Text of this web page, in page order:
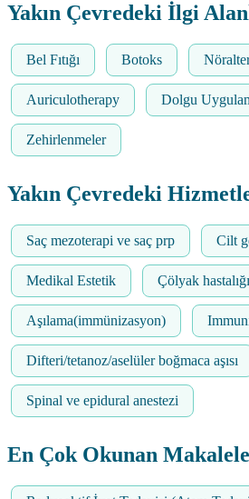
Yakın Çevredeki İlgi
Bel Fıtığı Botoks
Auriculotherapy Dolgu
Zehirlenmeler
Yakın Çevredeki
Saç mezoterapi ve saç prp Cilt
Medikal Estetik Çölyak hastalığı
Aşılama(immünizasyon)
Difteri/tetanoz/aselüler boğmaca aşısı
Spinal ve epidural anestezi
En Çok Okunan